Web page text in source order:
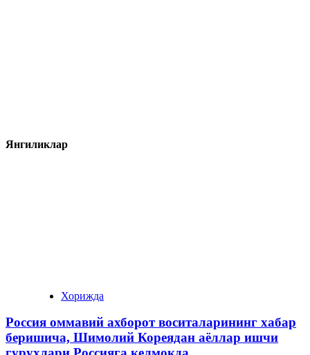
Янгиликлар
Хорижда
Россия оммавий ахборот воситаларининг хабар
беришича, Шимолий Кореядан аёллар ишчи